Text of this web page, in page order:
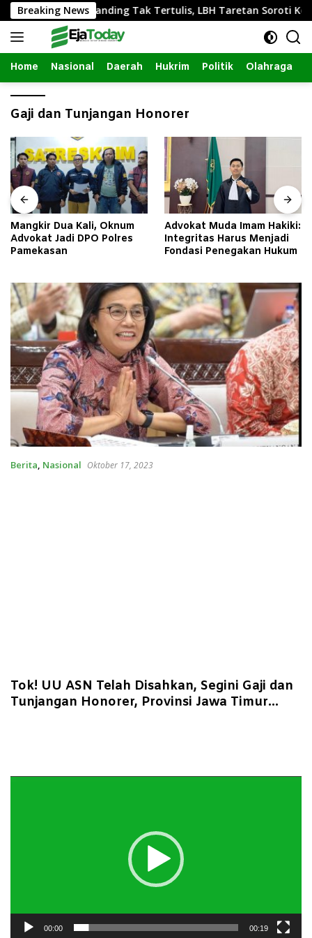
Langsung
ke
konten
Breaking News
Lapak Pasar Ganding Tak Tertulis, LBH Taretan Soroti
Home Nasional Daerah Hukrim Politik Olahraga
Gaji dan Tunjangan Honorer
Mangkir Dua Kali, Oknum
Advokat Jadi DPO Polres
Pamekasan
Advokat Muda Imam Hakiki:
Integritas Harus Menjadi
Fondasi Penegakan Hukum
Berita, Nasional Oktober 17, 2023
Tok! UU ASN Telah Disahkan, Segini Gaji dan
Tunjangan Honorer, Provinsi Jawa Timur
00:00 00:19